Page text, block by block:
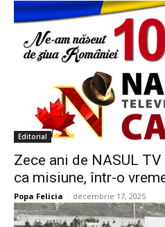
Editorial
Zece ani de NASUL
ca misiune, într-o
Popa Felicia - decembrie 17, 2025